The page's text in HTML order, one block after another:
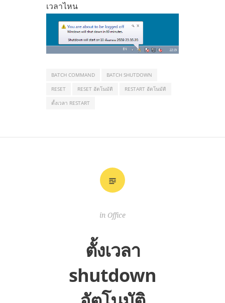
เวลาไหน
BATCH COMMAND
BATCH SHUTDOWN
RESET
RESET อัตโนมัติ
RESTART อัตโนมัติ
ตั้งเวลา RESTART
in Office
ตั้งเวลา
shutdown